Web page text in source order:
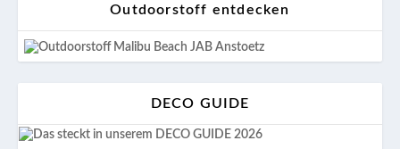
Outdoorstoff entdecken
DECO GUIDE